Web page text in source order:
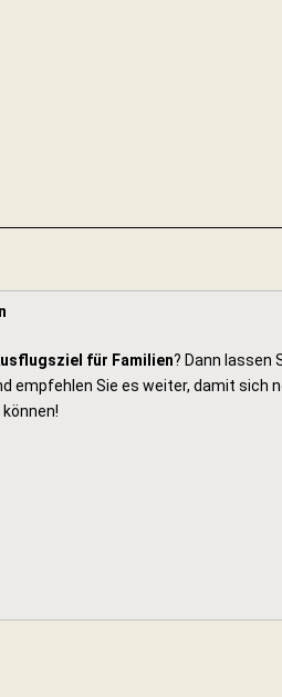
für Familien? Dann lassen
empfehlen Sie es weiter, damit sich